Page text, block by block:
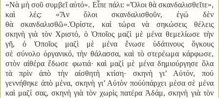
«Νὰ μὴ σοῦ συμβεῖ αὐτό». Εἶπε πάλι: «Ὅλοι θὰ σκανδαλισθεῖτε»,
καὶ λές: «Ἂν ὅλοι σκανδαλισθοῦν, ἐγώ δὲν
θὰ σκανδαλισθῶ».Ὁρίστε, καὶ τώρα νὰ σηκώσεις θέλεις
σκηνὴ γιὰ τὸν Χριστό, ὁ Ὁποῖος μαζὶ μὲ μένα θεμελίωσε τὴν
γῆ, ὁ Ὁποῖος μαζὶ μὲ μένα ἕνωσε ὑδάτινους ὄγκους
σὲ σύνολο ὀργανικό, τὴν θάλασσα, καὶ τὸ στερέωμα κάρφωσε,
στὸν αἰθέρα ἔδωσε φωτιά· καὶ μαζὶ μὲ μένα δημιούργησε ὅλα
τὰ πρὶν ἀπὸ τὴν αἰσθητὴ κτίση· σκηνὴ γι’ Αὐτόν, πού
γεννήθηκε ἀπὸ μένα, σκηνὴ γι’ Αὐτὸν πούὑπάρχει μέσα σὲ μένα
καὶ μαζί σας, σκηνὴ γιὰ τὸν χωρὶς πατέρα Ἀδάμ, σκηνὴ γιὰ τὸν